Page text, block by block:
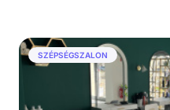
SZÉPSÉGSZALON